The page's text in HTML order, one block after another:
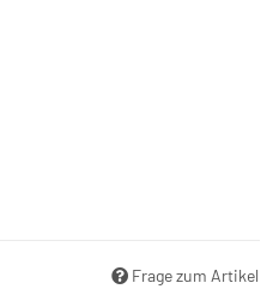
Frage zum Artikel